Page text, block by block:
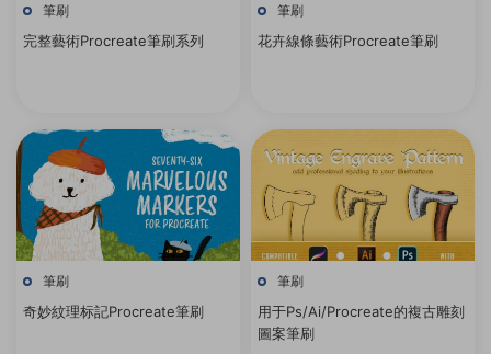
筆刷
完整藝術Procreate筆刷系列
筆刷
花卉線條藝術Procreate筆刷
筆刷
奇妙紋理标記Procreate筆刷
筆刷
用于Ps/Ai/Procreate的複古雕刻
圖案筆刷